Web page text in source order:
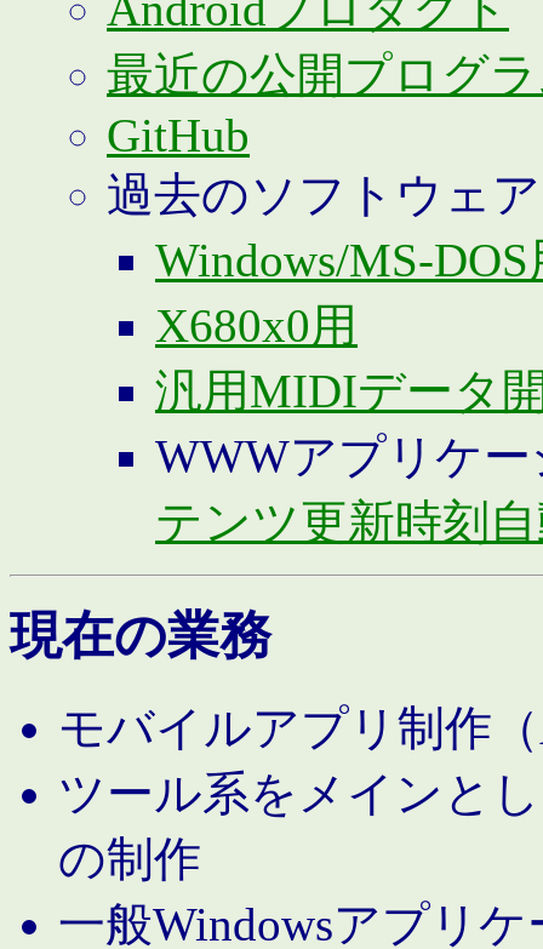
最近の公開プログ
GitHub
過去のソフトウェア
Windows/MS-DOS
X680x0用
汎用MIDIデータ
WWWアプリケ
テンツ更新時刻
現在の業務
モバイルアプリ制作
ツール系をメインと
の制作
一般Windowsアプリ